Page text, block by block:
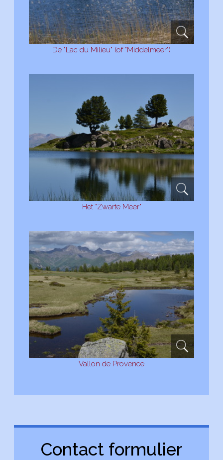
De "Lac du Milieu" (of "Middelmeer")
Het "Zwarte Meer"
Vallon de Provence
Contact formulier